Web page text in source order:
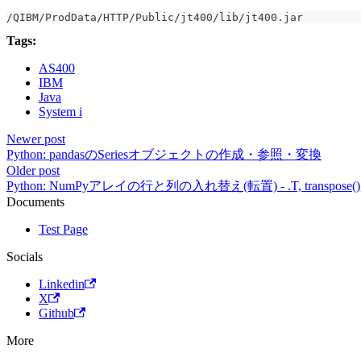
/QIBM/ProdData/HTTP/Public/jt400/lib/jt400.jar
Tags:
AS400
IBM
Java
System i
Newer post
Python: pandasのSeriesオブジェクトの作成・参照・変換
Older post
Python: NumPyアレイの行と列の入れ替え(転置) - .T,
Documents
Test Page
Socials
Linkedin
X
Github
More